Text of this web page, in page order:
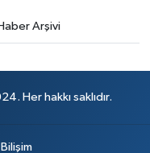
Arşivi
Her hakkı saklıdır.
Bilişim